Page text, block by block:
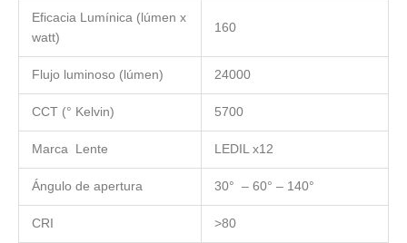
Eficacia Lumínica (lúmen x
watt)
160
Flujo luminoso (lúmen) 24000
CCT (° Kelvin) 5700
Marca Lente LEDIL x12
Ángulo de apertura 30° – 60° – 140°
CRI >80